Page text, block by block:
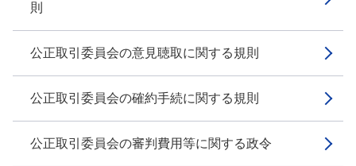
則
公正取引委員会の意見聴取に関する規則
公正取引委員会の確約手続に関する規則
公正取引委員会の審判費用等に関する政令